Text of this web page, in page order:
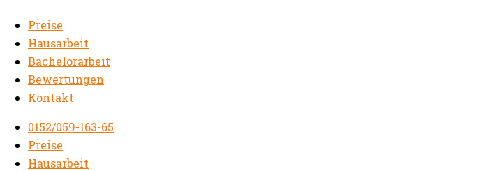
Preise
Hausarbeit
Bachelorarbeit
Bewertungen
Kontakt
0152/059-163-65
Preise
Hausarbeit